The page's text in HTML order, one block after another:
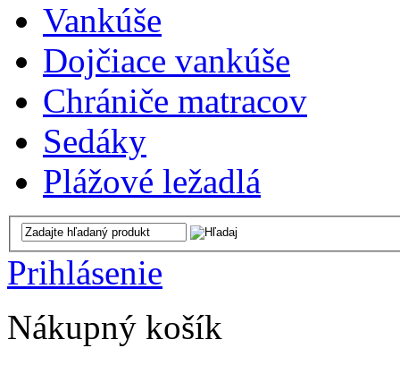
Vankúše
Dojčiace vankúše
Chrániče matracov
Sedáky
Plážové ležadlá
Prihlásenie
Nákupný košík